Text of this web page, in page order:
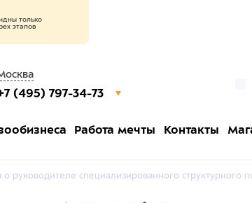
только
этапов
(495) 797-34-73
Работа мечты Контакты
о руководителе специализированного структурного